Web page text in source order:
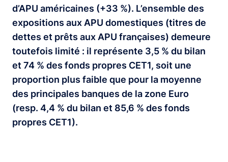
d’APU américaines (+33 %). L’ensemble des
expositions aux APU domestiques (titres de
dettes et prêts aux APU françaises) demeure
toutefois limité : il représente 3,5 % du bilan
et 74 % des fonds propres CET1, soit une
proportion plus faible que pour la moyenne
des principales banques de la zone Euro
(resp. 4,4 % du bilan et 85,6 % des fonds
propres CET1).